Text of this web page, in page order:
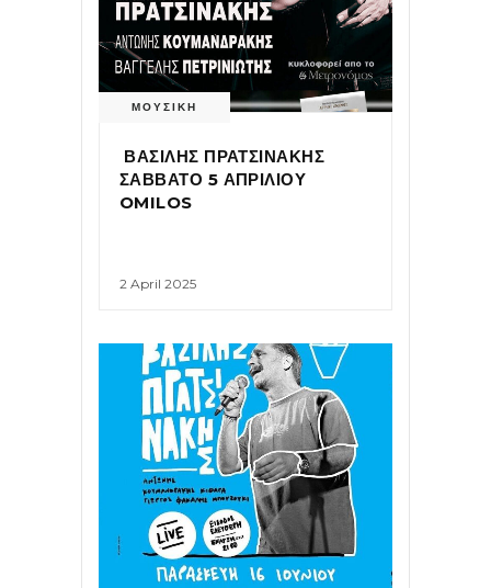
ΜΟΥΣΙΚΗ
ΒΑΣΙΛΗΣ ΠΡΑΤΣΙΝΑΚΗΣ
ΣΑΒΒΑΤΟ 5 ΑΠΡΙΛΙΟΥ
OMILOS
2 April 2025